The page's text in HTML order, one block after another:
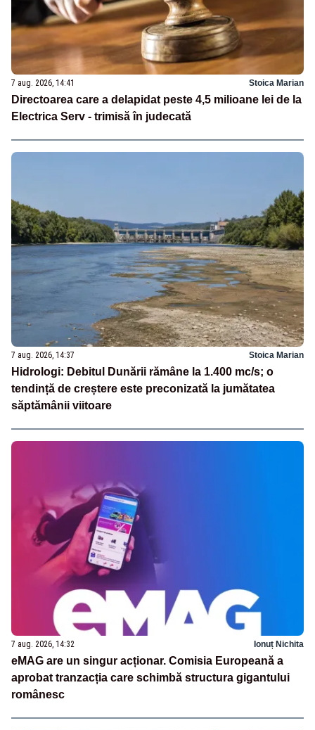
7 aug. 2026, 14:41 Stoica Marian
Directoarea care a delapidat peste 4,5 milioane lei de la
Electrica Serv - trimisă în judecată
7 aug. 2026, 14:37 Stoica Marian
Hidrologi: Debitul Dunării rămâne la 1.400 mc/s; o
tendință de creștere este preconizată la jumătatea
săptămânii viitoare
7 aug. 2026, 14:32 Ionuț Nichita
eMAG are un singur acționar. Comisia Europeană a
aprobat tranzacția care schimbă structura gigantului
românesc